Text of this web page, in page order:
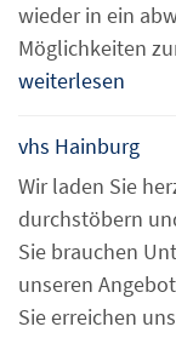
wieder in ein
Möglichkeiten
weiterlesen
vhs Hainburg
Wir laden Sie
durchstöbern
Sie brauchen
unseren
Sie erreichen